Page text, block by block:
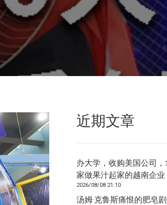
近期文章
办大学，收购美国公司
家做果汁起家的越南企业
2026/08/08 21:10
汤姆·克鲁斯痛恨的肥皂